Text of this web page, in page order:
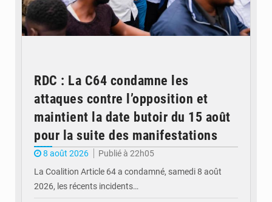
RDC : La C64 condamne les
attaques contre l’opposition et
maintient la date butoir du 15 août
pour la suite des manifestations
8 août 2026
Publié à 22h05
La Coalition Article 64 a condamné, samedi 8 août
2026, les récents incidents…